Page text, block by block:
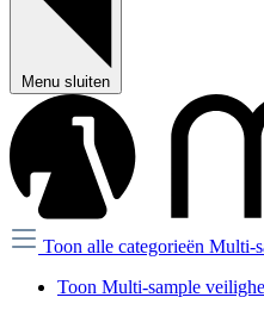
Menu sluiten
Toon alle categorieën Multi-
Toon Multi-sample